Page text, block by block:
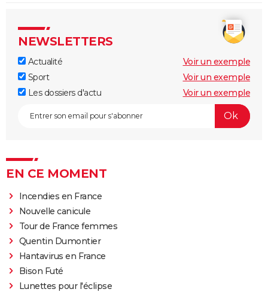
NEWSLETTERS
Actualité
Voir un exemple
Sport
Voir un exemple
Les dossiers d'actu
Voir un exemple
EN CE MOMENT
Incendies en France
Nouvelle canicule
Tour de France femmes
Quentin Dumontier
Hantavirus en France
Bison Futé
Lunettes pour l'éclipse